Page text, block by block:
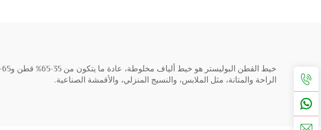
الراحة والمتانة، مثل الملابس، والنسيج المنزلي، والأقمشة الصناعية.